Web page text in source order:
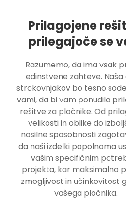
Prilagojene
prilegajoče se
Razumemo, da ima vsak
edinstvene zahteve. Naša
strokovnjakov bo tesno
vami, da bi vam ponudila
rešitve za pločnike. Od
velikosti in oblike do
nosilne sposobnosti
da naši izdelki popolnoma
vašim specifičnim
projekta, kar maksimalno
zmogljivost in učinkovitost
vašega pločnika.